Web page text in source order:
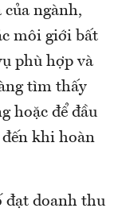
của ngành,
môi giới bất
phù hợp và
tìm thấy
hoặc để đầu
khi hoàn
đạt doanh thu